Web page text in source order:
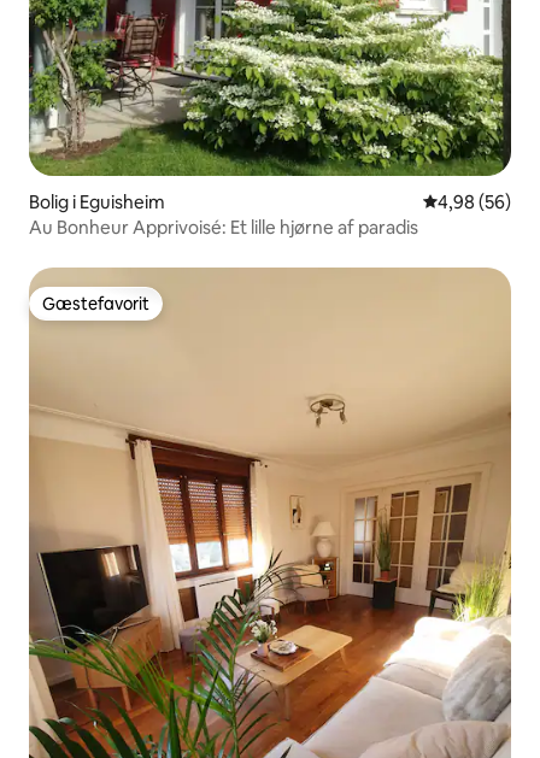
Bolig i Eguisheim 4,98 ud af 5 i
4,98 (56)
Au Bonheur Apprivoisé: Et lille hjørne af paradis
Gæstefavorit
Gæstefavorit